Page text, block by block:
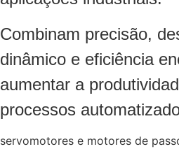
Combinam precisão,
dinâmico e eficiência
aumentar a
processos
servomotores e motores de